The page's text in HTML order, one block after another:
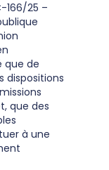
166/25 –
que de
dispositions
que des
à une